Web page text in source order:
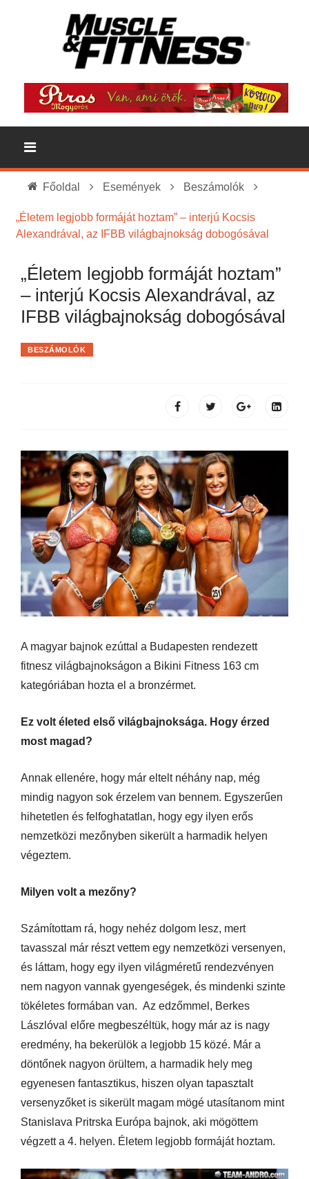
Főoldal Események Beszámolók
„Életem legjobb formáját hoztam” – interjú Kocsis
Alexandrával, az IFBB világbajnokság dobogósával
„Életem legjobb formáját hoztam”
– interjú Kocsis Alexandrával, az
IFBB világbajnokság dobogósával
BESZÁMOLÓK
A magyar bajnok ezúttal a Budapesten rendezett
fitnesz világbajnokságon a Bikini Fitness 163 cm
kategóriában hozta el a bronzérmet.
Ez volt életed első világbajnoksága. Hogy érzed
most magad?
Annak ellenére, hogy már eltelt néhány nap, még
mindig nagyon sok érzelem van bennem. Egyszerűen
hihetetlen és felfoghatatlan, hogy egy ilyen erős
nemzetközi mezőnyben sikerült a harmadik helyen
végeztem.
Milyen volt a mezőny?
Számítottam rá, hogy nehéz dolgom lesz, mert
tavasszal már részt vettem egy nemzetközi versenyen,
és láttam, hogy egy ilyen világméretű rendezvényen
nem nagyon vannak gyengeségek, és mindenki szinte
tökéletes formában van. Az edzőmmel, Berkes
Lászlóval előre megbeszéltük, hogy már az is nagy
eredmény, ha bekerülök a legjobb 15 közé. Már a
döntőnek nagyon örültem, a harmadik hely meg
egyenesen fantasztikus, hiszen olyan tapasztalt
versenyzőket is sikerült magam mögé utasítanom mint
Stanislava Pritrska Európa bajnok, aki mögöttem
végzett a 4. helyen. Életem legjobb formáját hoztam.